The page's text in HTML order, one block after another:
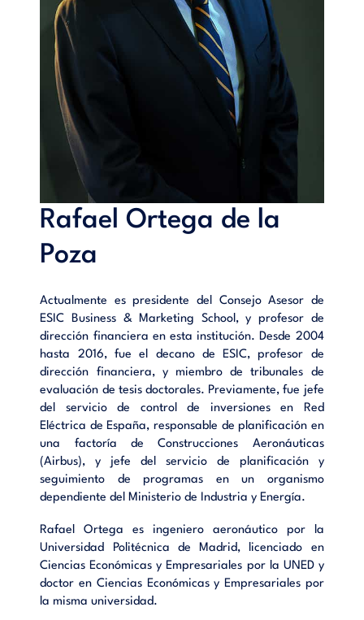
regresión lineal, se identifican los factores determinantes de
la estructura financiera de las empresas que cotizan en el
Mercado Continuo y de las sociedades que forman parte del
índice Euro Stoxx 50, y también se realiza un análisis
financiero de datos y variables durante el periodo 2003-
Rafael Ortega de la
Poza
Actualmente es presidente del Consejo Asesor de
ESIC Business & Marketing School, y profesor de
dirección financiera en esta institución. Desde 2004
hasta 2016, fue el decano de ESIC, profesor de
dirección financiera, y miembro de tribunales de
evaluación de tesis doctorales. Previamente, fue jefe
del servicio de control de inversiones en Red
Eléctrica de España, responsable de planificación en
una factoría de Construcciones Aeronáuticas
(Airbus), y jefe del servicio de planificación y
seguimiento de programas en un organismo
dependiente del Ministerio de Industria y Energía.
Rafael Ortega es ingeniero aeronáutico por la
Universidad Politécnica de Madrid, licenciado en
Ciencias Económicas y Empresariales por la UNED y
doctor en Ciencias Económicas y Empresariales por
la misma universidad.